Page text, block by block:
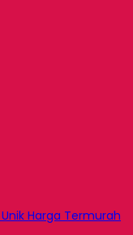
Harga Termurah